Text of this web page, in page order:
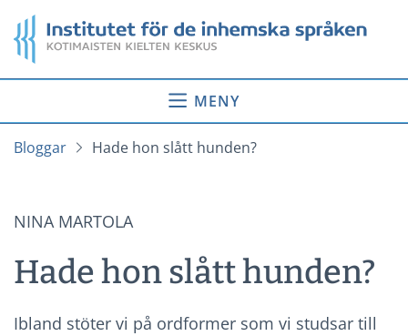
till
innehåll
Startsida
MENY
Bloggar Hade hon slått hunden?
NINA MARTOLA
Hade hon slått hunden?
Ibland stöter vi på ordformer som vi studsar till